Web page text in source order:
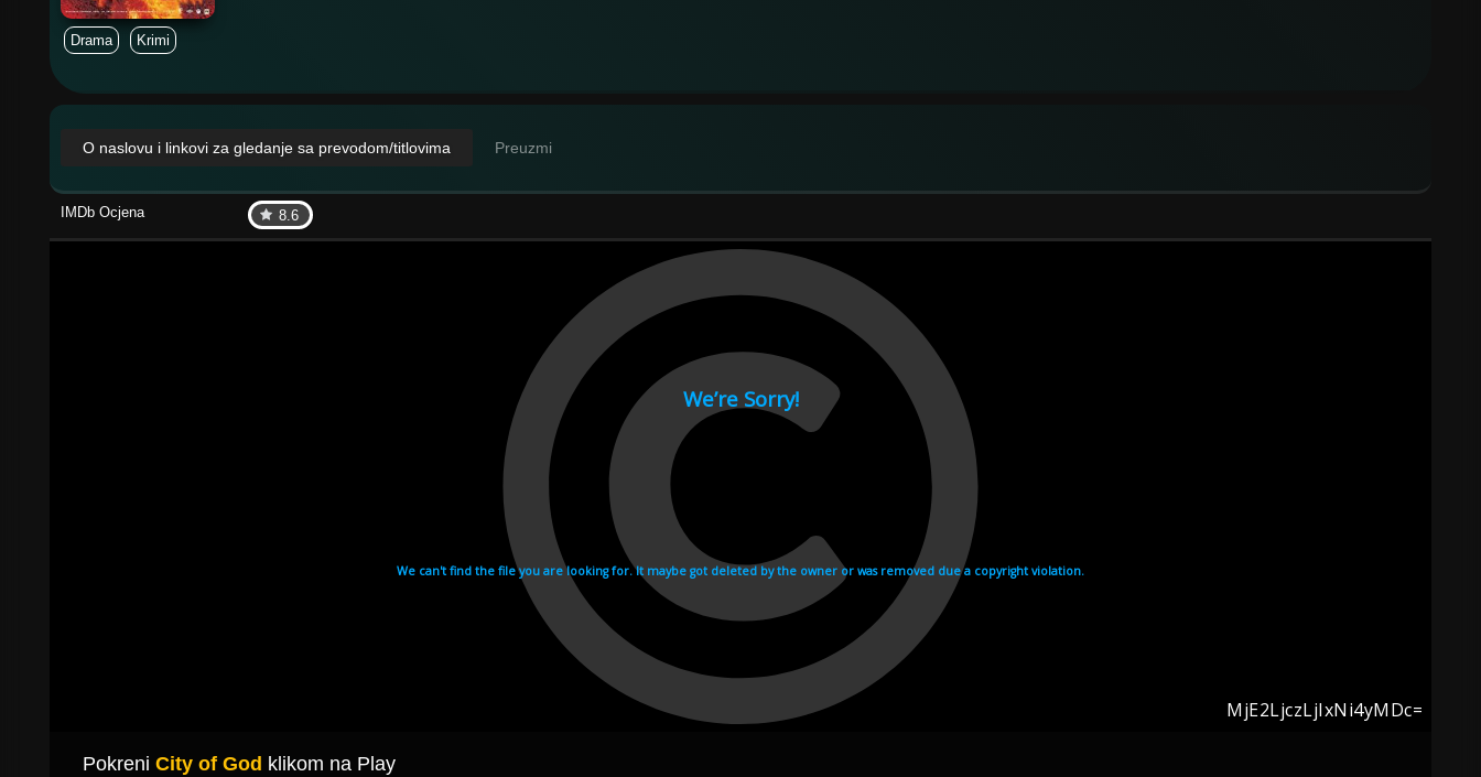
Drama Krimi
O naslovu i linkovi za gledanje sa prevodom/titlovima Preuzmi
IMDb Ocjena 8.6
Pokreni City of God klikom na Play